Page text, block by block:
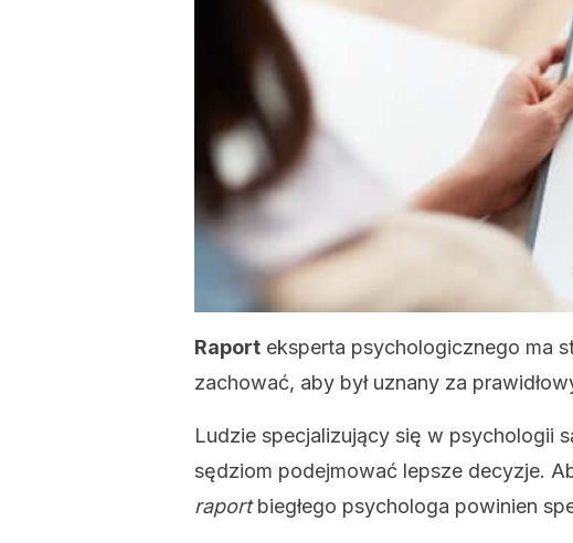
Raport eksperta psychologicznego ma
zachować, aby był uznany za
Ludzie specjalizujący się w psychologii
sędziom podejmować lepsze decyzje.
raportbiegłego psychologa powinien